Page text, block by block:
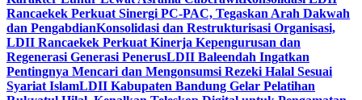
Rancaekek Perkuat Sinergi PC-PAC, Tegaskan Arah Dakwah
dan PengabdianKonsolidasi dan Restrukturisasi Organisasi,
LDII Rancaekek Perkuat Kinerja Kepengurusan dan
Regenerasi Generasi PenerusLDII Baleendah Ingatkan
Pentingnya Mencari dan Mengonsumsi Rezeki Halal Sesuai
Syariat IslamLDII Kabupaten Bandung Gelar Pelatihan